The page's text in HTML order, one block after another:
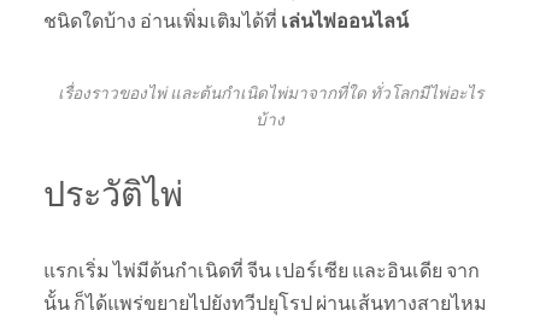
ชนิดใดบ้าง อ่านเพิ่มเติมได้ที่ เล่นไพ่ออนไลน์
เรื่องราวของไพ่ และต้นกำเนิดไพ่มาจากที่ใด ทั่วโลกมีไพ่อะไร
บ้าง
ประวัติไพ่
แรกเริ่ม ไพ่มีต้นกำเนิดที่ จีน เปอร์เซีย และอินเดีย จาก
นั้น ก็ได้แพร่ขยายไปยังทวีปยุโรป ผ่านเส้นทางสายไหม